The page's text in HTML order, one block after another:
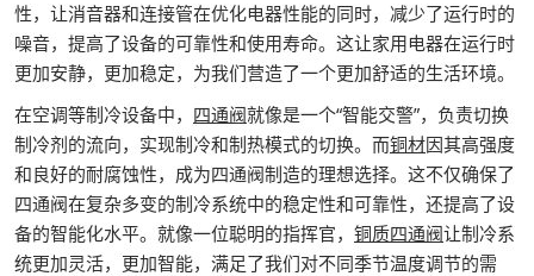
性，让消音器和连接管在优化电器性能的同时，减少了运行时的
噪音，提高了设备的可靠性和使用寿命。这让家用电器在运行时
更加安静，更加稳定，为我们营造了一个更加舒适的生活环境。
在空调等制冷设备中， 四通阀就像是一个“智能交警”，负责切换
制冷剂的流向，实现制冷和制热模式的切换。而铜材因其高强度
和良好的耐腐蚀性，成为四通阀制造的理想选择。这不仅确保了
四通阀在复杂多变的制冷系统中的稳定性和可靠性，还提高了设
备的智能化水平。就像一位聪明的指挥官， 铜质四通阀让制冷系
统更加灵活，更加智能，满足了我们对不同季节温度调节的需